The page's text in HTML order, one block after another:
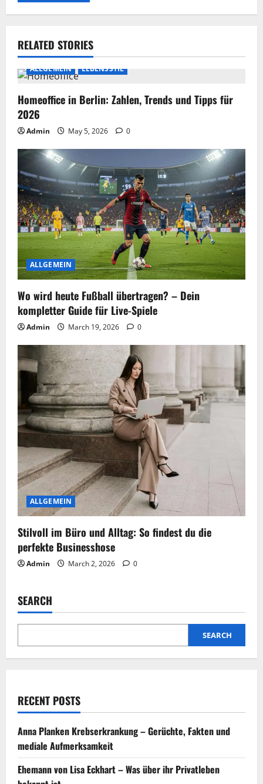
RELATED STORIES
ALLGEMEIN LEBENSSTIL
Homeoffice in Berlin: Zahlen, Trends und Tipps für
2026
Admin May 5, 2026 0
ALLGEMEIN
Wo wird heute Fußball übertragen? – Dein
kompletter Guide für Live-Spiele
Admin March 19, 2026 0
ALLGEMEIN
Stilvoll im Büro und Alltag: So findest du die
perfekte Businesshose
Admin March 2, 2026 0
SEARCH
SEARCH
RECENT POSTS
Anna Planken Krebserkrankung – Gerüchte, Fakten und
mediale Aufmerksamkeit
Ehemann von Lisa Eckhart – Was über ihr Privatleben